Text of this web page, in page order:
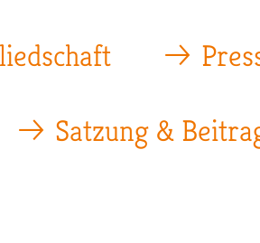
Satzung &